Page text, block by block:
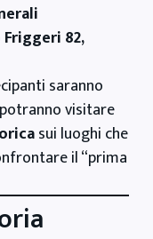
82,
saranno
visitare
sui luoghi che
il “prima